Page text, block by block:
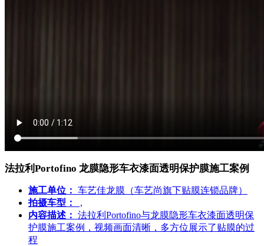
法拉利Portofino 龙膜隐形车衣漆面透明保护膜施工案例
施工单位： 车艺佳龙膜（车艺尚旗下贴膜连锁品牌）
拍摄车型：
,
内容描述： 法拉利Portofino与龙膜隐形车衣漆面透明保
护膜施工案例，视频画面清晰，多方位展示了贴膜的过
程